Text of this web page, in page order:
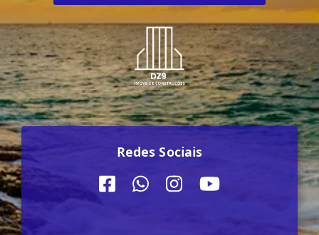
Redes Sociais